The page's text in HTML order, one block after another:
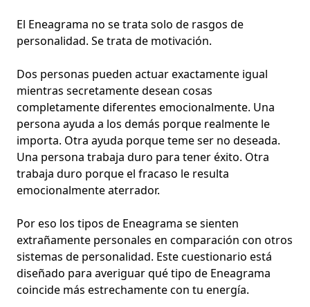
El Eneagrama no se trata solo de rasgos de
personalidad. Se trata de motivación.
Dos personas pueden actuar exactamente igual
mientras secretamente desean cosas
completamente diferentes emocionalmente. Una
persona ayuda a los demás porque realmente le
importa. Otra ayuda porque teme ser no deseada.
Una persona trabaja duro para tener éxito. Otra
trabaja duro porque el fracaso le resulta
emocionalmente aterrador.
Por eso los tipos de Eneagrama se sienten
extrañamente personales en comparación con otros
sistemas de personalidad. Este cuestionario está
diseñado para averiguar qué tipo de Eneagrama
coincide más estrechamente con tu energía.